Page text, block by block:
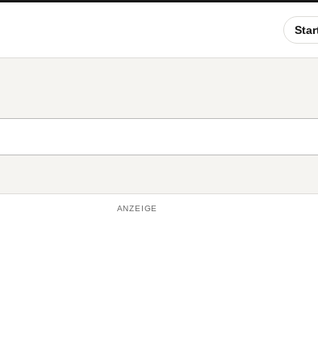
ANZEIGE